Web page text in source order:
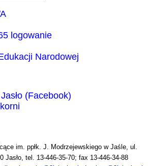
logowanie
Narodowej
(Facebook)
im. ppłk. J. Modrzejewskiego w Jaśle, ul.
Jasło, tel. 13-446-35-70; fax 13-446-34-88